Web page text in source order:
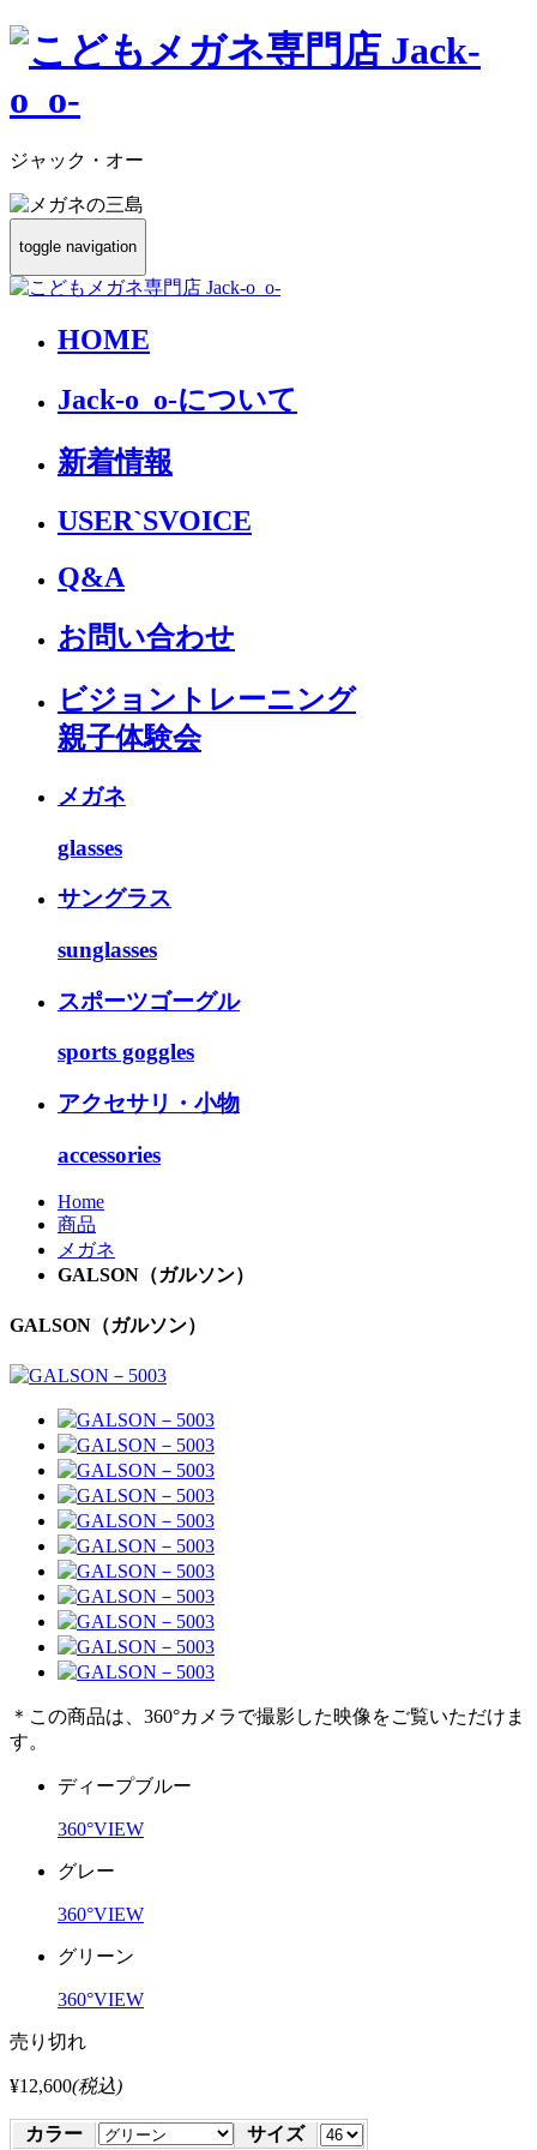
ジャック・オー
toggle navigation
HOME
Jack-o_o-について
新着情報
USER`SVOICE
Q&A
お問い合わせ
ビジョントレーニング
親子体験会
メガネ
glasses
サングラス
sunglasses
スポーツゴーグル
sports goggles
アクセサリ・小物
accessories
Home
商品
メガネ
GALSON（ガルソン）
GALSON（ガルソン）
＊この商品は、360°カメラで撮影した映像をご覧いただけま
す。
ディープブルー
360°VIEW
グレー
360°VIEW
グリーン
360°VIEW
売り切れ
¥12,600(税込)
カラー サイズ